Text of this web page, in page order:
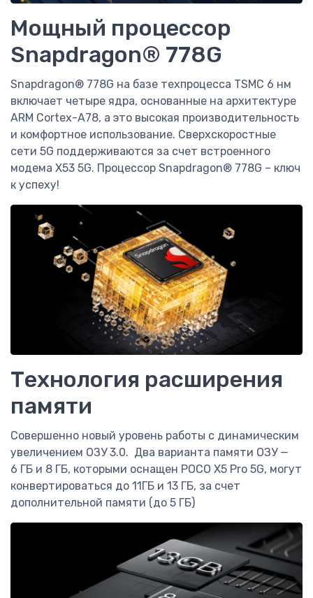
Мощный процессор
Snapdragon® 778G
Snapdragon® 778G на базе техпроцесса TSMC 6 нм
включает четыре ядра, основанные на архитектуре
ARM Cortex-A78, а это высокая производительность
и комфортное использование. Сверхскоростные
сети 5G поддерживаются за счет встроенного
модема X53 5G. Процессор Snapdragon® 778G – ключ
к успеху!
Технология расширения
памяти
Совершенно новый уровень работы с динамическим
увеличением ОЗУ 3.0. Два варианта памяти ОЗУ —
6 ГБ и 8 ГБ, которыми оснащен POCO X5 Pro 5G, могут
конвертироваться до 11ГБ и 13 ГБ, за счет
дополнительной памяти (до 5 ГБ)